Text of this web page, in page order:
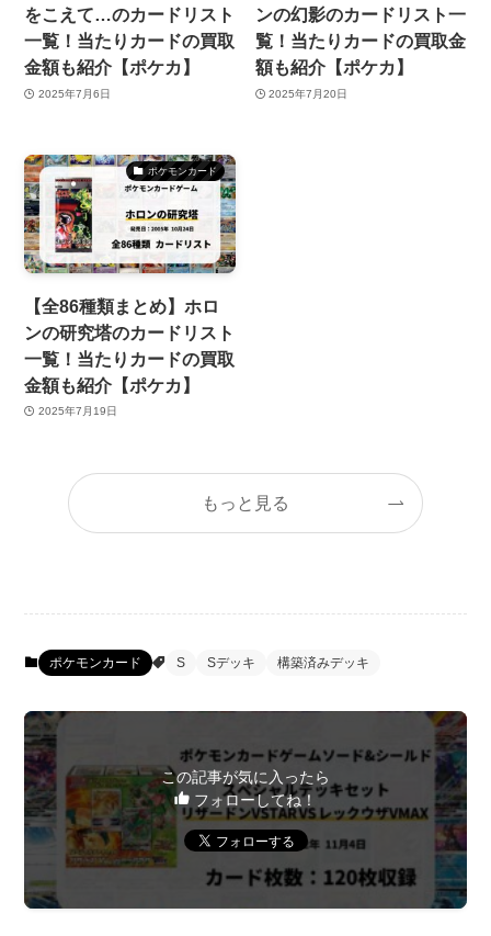
をこえて…のカードリスト
一覧！当たりカードの買取
金額も紹介【ポケカ】
2025年7月6日
ンの幻影のカードリスト一
覧！当たりカードの買取金
額も紹介【ポケカ】
2025年7月20日
ポケモンカード
【全86種類まとめ】ホロ
ンの研究塔のカードリスト
一覧！当たりカードの買取
金額も紹介【ポケカ】
2025年7月19日
もっと見る
ポケモンカード S Sデッキ 構築済みデッキ
この記事が気に入ったら
フォローしてね！